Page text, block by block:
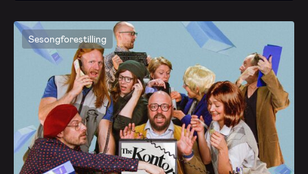
Sesongforestilling